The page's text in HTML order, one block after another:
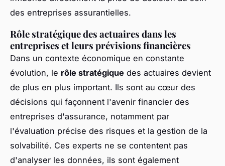
des entreprises assurantielles.
Rôle stratégique des actuaires dans les
entreprises et leurs prévisions financières
Dans un contexte économique en constante
évolution, le rôle stratégique des actuaires devient
de plus en plus important. Ils sont au cœur des
décisions qui façonnent l'avenir financier des
entreprises d'assurance, notamment par
l'évaluation précise des risques et la gestion de la
solvabilité. Ces experts ne se contentent pas
d'analyser les données, ils sont également